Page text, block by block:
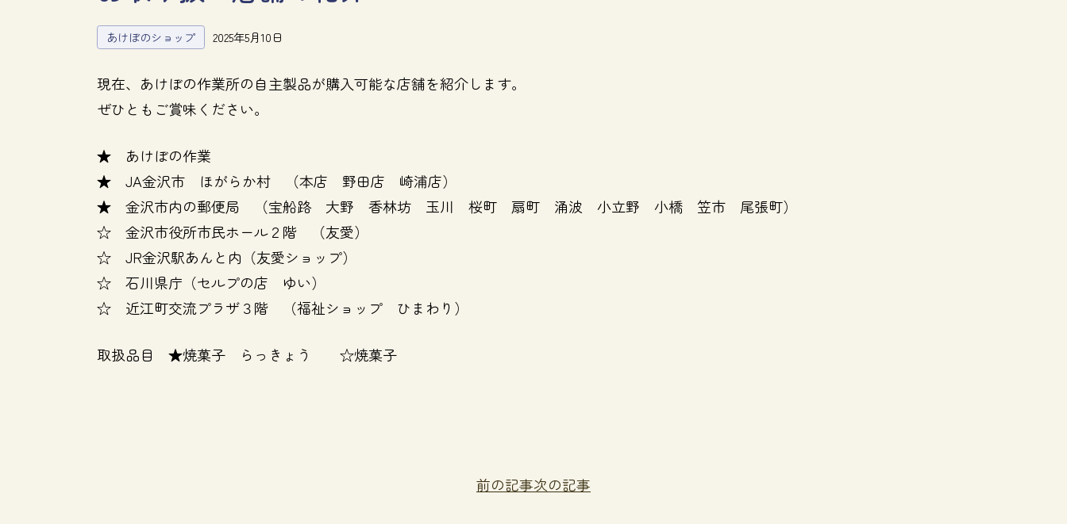
あけぼのショップ 2025年5月10日
現在、あけぼの作業所の自主製品が購入可能な店舗を紹介します。
ぜひともご賞味ください。
★ あけぼの作業
★ JA金沢市 ほがらか村 （本店 野田店 崎浦店）
★ 金沢市内の郵便局 （宝船路 大野 香林坊 玉川 桜町 扇町 涌波 小立野 小橋 笠市 尾張町）
☆ 金沢市役所市民ホール２階 （友愛）
☆ JR金沢駅あんと内（友愛ショップ）
☆ 石川県庁（セルプの店 ゆい）
☆ 近江町交流プラザ３階 （福祉ショップ ひまわり）
取扱品目 ★焼菓子 らっきょう ☆焼菓子
前の記事次の記事